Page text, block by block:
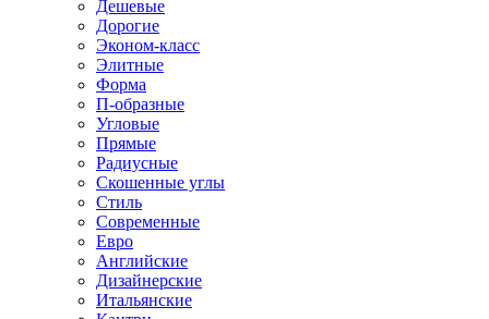
Дешевые
Дорогие
Эконом-класс
Элитные
Форма
П-образные
Угловые
Прямые
Радиусные
Скошенные углы
Стиль
Современные
Евро
Английские
Дизайнерские
Итальянские